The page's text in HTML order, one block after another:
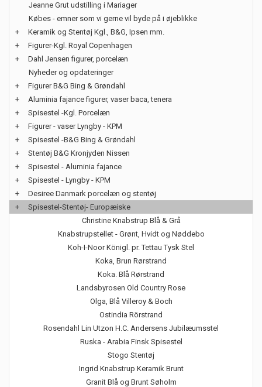
Jeanne Grut udstilling i Mariager
Købes - emner som vi gerne vil byde på i øjeblikke
+
Keramik og Stentøj Kgl., B&G, Ipsen mm.
+
Figurer-Kgl. Royal Copenhagen
+
Dahl Jensen figurer, porcelæn
Nyheder og opdateringer
+
Figurer B&G Bing & Grøndahl
+
Aluminia fajance figurer, vaser baca, tenera
+
Spisestel -Kgl. Porcelæn
+
Figurer - vaser Lyngby - KPM
+
Spisestel -B&G Bing & Grøndahl
+
Stentøj B&G Kronjyden Nissen
+
Spisestel - Aluminia fajance
+
Spisestel - Lyngby - KPM
+
Desiree Danmark porcelæn og stentøj
+
Spisestel-Stentøj- Europæiske
Christine Knabstrup Blå & Grå
Knabstrupstellet - Grønt, Hvidt og Nøddebo
Koh-I-Noor Königl. pr. Tettau Tysk Stel
Koka, Brun Rørstrand
Koka. Blå Rørstrand
Landsbyrosen Old Country Rose
Olga, Blå Villeroy & Boch
Ostindia Rörstrand
Rosendahl Lin Utzon H.C. Andersens Jubilæumsstel
Ruska - Arabia Finsk Spisestel
Stogo Stentøj
Ingrid Knabstrup Keramik Brunt
Granit Blå og Brunt Søholm